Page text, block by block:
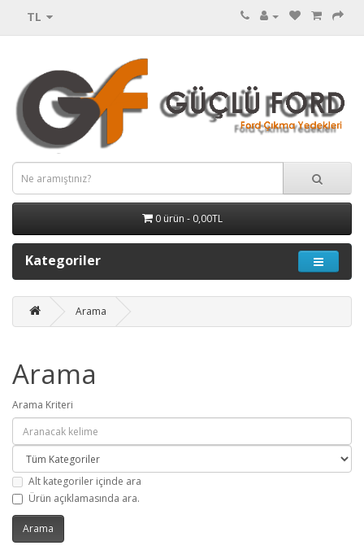
TL
0 ürün - 0,00TL
Kategoriler
Arama
Arama
Arama Kriteri
Alt kategoriler içinde ara
Ürün açıklamasında ara.